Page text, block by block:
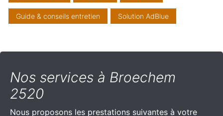
Guide & conseils entretien Solution AdBlue
Nos services à Broechem
2520
Nous proposons les prestations suivantes à votre